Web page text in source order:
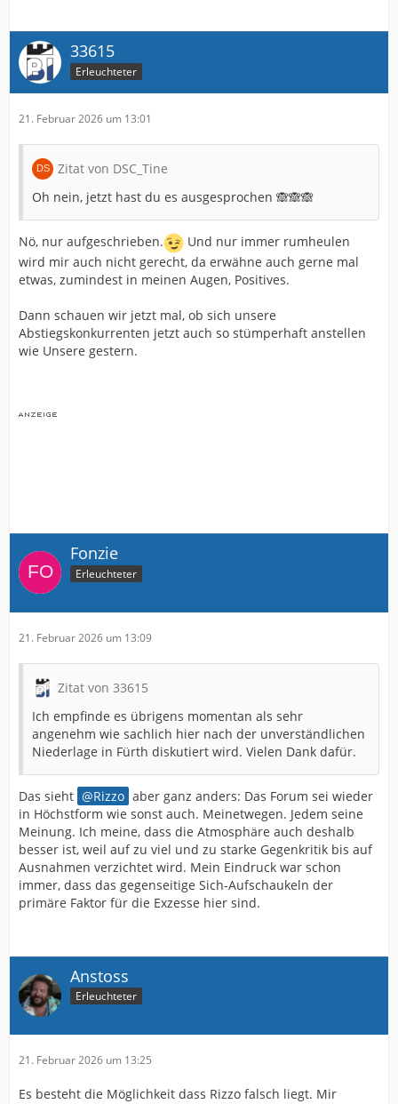
33615
Erleuchteter
21. Februar 2026 um 13:01
Zitat von DSC_Tine
Oh nein, jetzt hast du es ausgesprochen 🙈🙈🙈
Nö, nur aufgeschrieben.
Und nur immer rumheulen
wird mir auch nicht gerecht, da erwähne auch gerne mal
etwas, zumindest in meinen Augen, Positives.
Dann schauen wir jetzt mal, ob sich unsere
Abstiegskonkurrenten jetzt auch so stümperhaft anstellen
wie Unsere gestern.
Fonzie
Erleuchteter
21. Februar 2026 um 13:09
Zitat von 33615
Ich empfinde es übrigens momentan als sehr
angenehm wie sachlich hier nach der unverständlichen
Niederlage in Fürth diskutiert wird. Vielen Dank dafür.
Das sieht Rizzo aber ganz anders: Das Forum sei wieder
in Höchstform wie sonst auch. Meinetwegen. Jedem seine
Meinung. Ich meine, dass die Atmosphäre auch deshalb
besser ist, weil auf zu viel und zu starke Gegenkritik bis auf
Ausnahmen verzichtet wird. Mein Eindruck war schon
immer, dass das gegenseitige Sich-Aufschaukeln der
primäre Faktor für die Exzesse hier sind.
Anstoss
Erleuchteter
21. Februar 2026 um 13:25
Es besteht die Möglichkeit dass Rizzo falsch liegt. Mir